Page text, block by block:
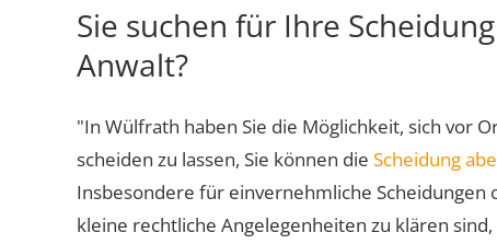
Sie suchen für Ihre
Anwalt?
"In Wülfrath haben Sie die Möglichkeit, sich vor
scheiden zu lassen, Sie können die Scheidung
Insbesondere für einvernehmliche
kleine rechtliche Angelegenheiten zu klären